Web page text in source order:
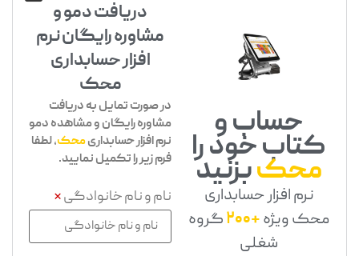
حساب و
کتاب خود را
محکبزنید
نرم افزار حسابداری
محک ویژه+200
گروه
شغلی
دریافت دمو و
مشاوره رایگان نرم
افزار حسابداری
محک
در صورت تمایل به دریافت
مشاوره رایگان و مشاهده دمو
نرم افزار حسابداریمحک، لطفا
فرم زیر را تکمیل نمایید.
نام و نام خانوادگی*